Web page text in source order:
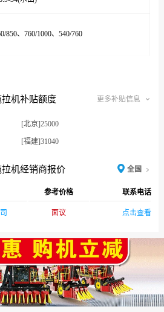
850、760/1000、540/760
拉机补贴额度 更多补贴信息
[北京]25000
[福建]31040
[广东农垦]31900
[贵州]38800
[河北]26900
[湖北]30900
[吉林]23800
[江西]28000
[辽宁大连]38800
拉机经销商报价 全国
参考价格 联系电话
面议 点击查看